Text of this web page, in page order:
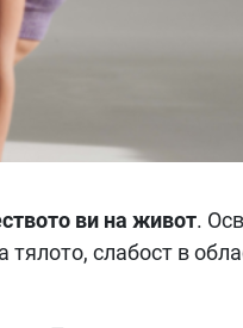
ви на живот.
слабост в